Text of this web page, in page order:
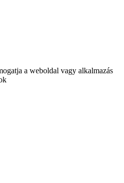
a weboldal vagy alkalmazás